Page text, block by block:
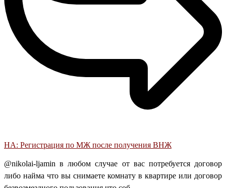
НА: Регистрация по МЖ после получения ВНЖ
@nikolai-ljamin в любом случае от вас потребуется договор
либо найма что вы снимаете комнату в квартире или договор